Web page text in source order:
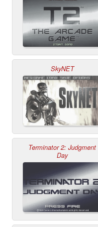
SkyNET
Terminator 2: Judgment
Day